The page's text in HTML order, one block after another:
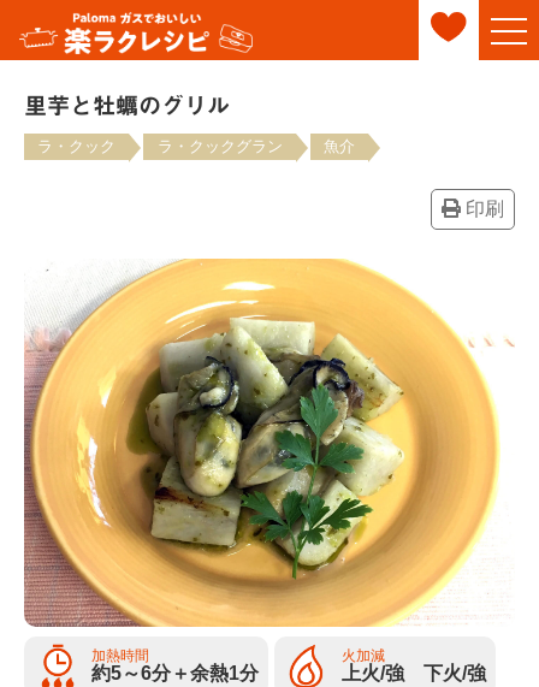
里芋と牡蠣のグリル
ラ・クック ラ・クックグラン 魚介
印刷
加熱時間
約5～6分＋余熱1分
火加減
上火/強 下火/強